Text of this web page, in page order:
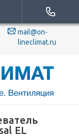
mail@on-
lineclimat.ru
EL